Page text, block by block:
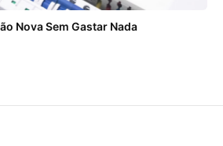
Nova Sem Gastar Nada